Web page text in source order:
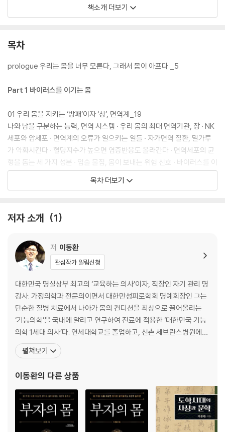
『이기는 몸』은 여기에서부터 시작한다. 앞으로 50년 이상 더 써야 할 우리
몸을 최대한 ‘알고’ 쓰고 ‘아껴’ 쓰자는 것. 내 몸에 대해 제대로 이해하고,
그리고 노화로부터 ‘이기는 몸’을 만들 수 있는 오만가지 이야기들이 이 책
책소개 더보기
목차
prologue 우리는 몸을 너무 모른다, 그래서 몸이 아프다 _5
Part 1 바이러스를 이기는 몸
01 우리 몸을 지키는 ‘방패’이자 ‘창’, 면역계_19
나와 남을 구분하는 능력, 면역 시스템 · 우리 몸의 최대 면역기관, 장 · NK
세포와 암세포 · 면역계의 오류가 일으키는 일들 · 자가면역 질환, 밀가루
가 악화시킨다 · 혈당지수가 높으면 염증반응도 올라간다 · 면역세포의 균
형을 돕는 세 가지 성분 · 입술 물집, 몸이 보내는 위험 신호 · 바이러스를 이
기는 사람, 바이러스에 지는 사람 · 유산균이 패혈증을 유발하는 독?
산소의 공격, 노화가 시작된다 · 강력한 항산화작용에 필요한 음식 · 똑같
· 망가지기 전에 알아둬야 할 미세염증 예방법 · 혈관을 막는 또 하나의 주
범, 호모시스테인 · 미국 보스턴에 있는 ‘대변은행’에서 하는 일 · 장내 세균
을 알면 장수가 보인다
03 몸 네트워크의 자동 시스템, 호르몬_82
인슐린 분비량이 건강을 좌우하는 이유 · 부족해도 안 되고, 넘쳐도 안 된다
· 생명 유지에 필수, 갑상선호르몬 · 갑상선암은 암도 아닌 게 아니다 · 산후
풍, 답은 갑상선호르몬에 있다 · 갑상선에 도움이 되는 영양소 · 스트레스
호르몬이 우리 몸을 지킨다 · 두 얼굴을 가진 스테로이드 · 만성피로는 부신
때문이다 · 부신 기능을 향상시키는 방법
Part 2 질병을 이기는 몸
04 내 몸의 공기청정기, 폐_115
촉촉한 점막이 폐를 지킨다 · 초미세먼지에 대처하는 우리의 자세 · 폐렴과
천식, 그리고 폐결핵 · 숨이 답답한 호흡곤란, 폐렴일까? · 담배와 폐에 관
목차 더보기
저자 소개 1
저 이동환
관심작가 알림신청
대한민국 명실상부 최고의 ‘교육하는 의사’이자, 직장인 자기 관리 명
강사. 가정의학과 전문의이면서 대한만성피로학회 명예회장인 그는
단순한 질병 치료에서 나아가 몸의 컨디션을 최상으로 끌어올리는
‘기능의학’을 국내에 알리고 연구하여 진료에 적용한 ‘대한민국 기능
의학 1세대 의사’다. 연세대학교를 졸업하고, 신촌 세브란스병원에서
전문의 자격을 취득한 후, 교육공학 석사와 경영학 박사를 취득했다.
또 심신의학과 긍정심리학을 연구하여 국제 공인 NLP 프랙티셔너
(사)한국강사협회 ‘제80호 명강사’로 선정되었고
펼쳐보기
이동환의 다른 상품